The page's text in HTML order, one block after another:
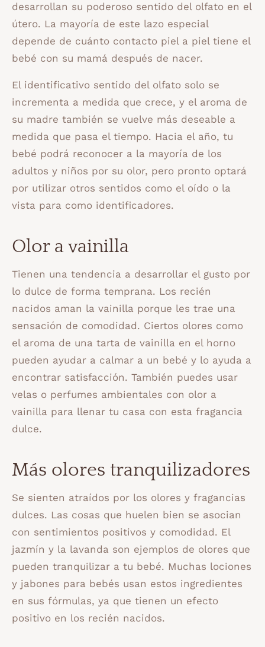
desarrollan su poderoso sentido del olfato en el
útero. La mayoría de este lazo especial
depende de cuánto contacto piel a piel tiene el
bebé con su mamá después de nacer.
El identificativo sentido del olfato solo se
incrementa a medida que crece, y el aroma de
su madre también se vuelve más deseable a
medida que pasa el tiempo. Hacia el año, tu
bebé podrá reconocer a la mayoría de los
adultos y niños por su olor, pero pronto optará
por utilizar otros sentidos como el oído o la
vista para como identificadores.
Olor a vainilla
Tienen una tendencia a desarrollar el gusto por
lo dulce de forma temprana. Los recién
nacidos aman la vainilla porque les trae una
sensación de comodidad. Ciertos olores como
el aroma de una tarta de vainilla en el horno
pueden ayudar a calmar a un bebé y lo ayuda a
encontrar satisfacción. También puedes usar
velas o perfumes ambientales con olor a
vainilla para llenar tu casa con esta fragancia
dulce.
Más olores tranquilizadores
Se sienten atraídos por los olores y fragancias
dulces. Las cosas que huelen bien se asocian
con sentimientos positivos y comodidad. El
jazmín y la lavanda son ejemplos de olores que
pueden tranquilizar a tu bebé. Muchas lociones
y jabones para bebés usan estos ingredientes
en sus fórmulas, ya que tienen un efecto
positivo en los recién nacidos.